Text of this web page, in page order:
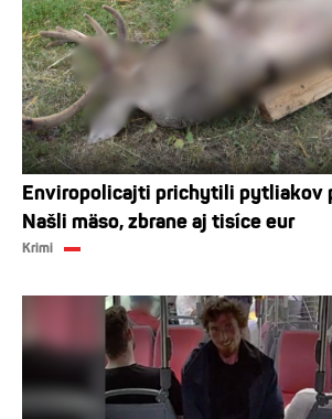
Enviropolicajti prichytili pytliakov
Našli mäso, zbrane aj tisíce eur
Krimi